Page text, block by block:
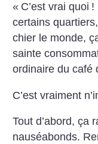
« C’est vrai quoi !
certains
chier le monde,
sainte
ordinaire du café
C’est vraiment
Tout d’abord, ça
nauséabonds.